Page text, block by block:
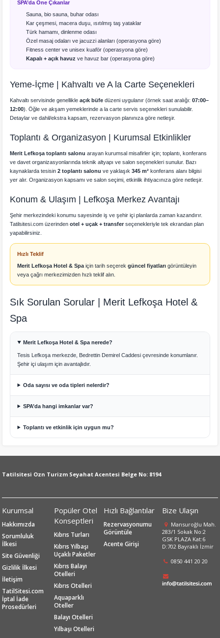
SPA’da Öne Çıkanlar
Sauna, bio sauna, buhar odası
Kar çeşmesi, macera duşu, ısıtılmış taş yataklar
Türk hamamı, dinlenme odası
Özel masaj odaları ve jacuzzi alanları (operasyona göre)
Fitness center ve unisex kuaför (operasyona göre)
Kapalı + açık havuz ve havuz bar (operasyona göre)
Yeme-İçme | Kahvaltı ve A la Carte Seçenekleri
Kahvaltı servisinde genellikleaçık büfe düzeni uygulanır (örnek saat aralığı:07:00–
12:00). Öğle ve akşam yemeklerinde a la carte servis seçenekleri sunulabilir.
Detaylar ve dahil/ekstra kapsam, rezervasyon planınıza göre netleşir.
Toplantı & Organizasyon | Kurumsal Etkinlikler
Merit Lefkoşa toplantı salonu arayan kurumsal misafirler için; toplantı, konferans
ve davet organizasyonlarında teknik altyapı ve salon seçenekleri sunulur. Bazı
kaynaklarda tesisin2 toplantı salonu ve yaklaşık345 m² konferans alanı bilgisi
yer alır. Organizasyon kapsamı ve salon seçimi, etkinlik ihtiyacınıza göre netleşir.
Konum & Ulaşım | Lefkoşa Merkez Avantajı
Şehir merkezindeki konumu sayesinde iş ve şehir içi planlarda zaman kazandırır.
Tatilsitesi.com üzerindenotel + uçak + transfer seçenekleriyle tek ekrandan plan
yapabilirsiniz.
Hızlı Teklif
Merit Lefkoşa Hotel & Spa için tarih seçerekgüncel fiyatları görüntüleyin
veya çağrı merkezimizden hızlı teklif alın.
Sık Sorulan Sorular | Merit Lefkoşa Hotel &
Spa
Merit Lefkoşa Hotel & Spa nerede?
Tesis Lefkoşa merkezde, Bedrettin Demirel Caddesi çevresinde konumlanır.
Şehir içi ulaşım için avantajlıdır.
Oda sayısı ve oda tipleri nelerdir?
SPA’da hangi imkanlar var?
Toplantı ve etkinlik için uygun mu?
Tatilsitesi Ozn Turizm Seyahat Acentesi Belge No: 8194
Kurumsal
Hakkımızda
Sorumluluk
İlkesi
Site Güvenliği
Gizlilik İlkesi
İletişim
TatilSitesi.com
İptal İade
Prosedürleri
Popüler Otel
Konseptleri
Kıbrıs Turları
Kıbrıs Yılbaşı
Uçaklı Paketler
Kıbrıs Balayı
Otelleri
Kıbrıs Otelleri
Aquaparklı
Oteller
Balayı Otelleri
Yılbaşı Otelleri
Hızlı Bağlantılar
Rezervasyonumu
Görüntüle
Acente Girişi
Bize Ulaşın
Mansuroğlu Mah.
283/1 Sokak No:2
GSK PLAZA Kat:6
D:702 Bayraklı İzmir
0850 441 20 20